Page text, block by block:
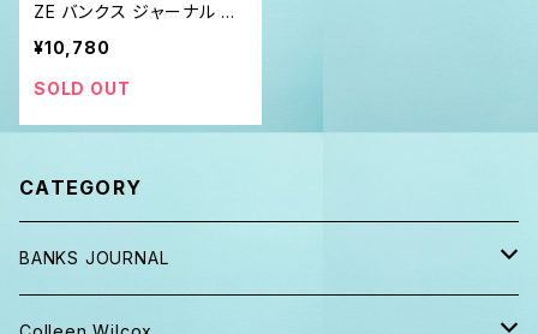
ZE バンクス ジャーナル オ
ーガニック クルーネック ス
ウェット
¥10,780
SOLD OUT
CATEGORY
BANKS JOURNAL
キャップ ニット帽